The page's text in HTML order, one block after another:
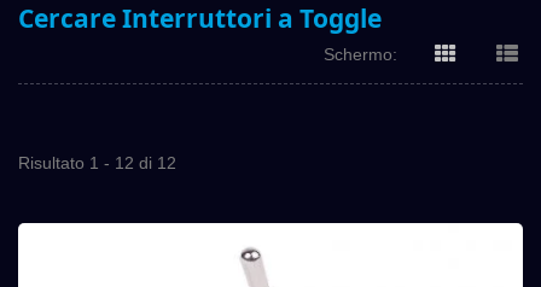
Cercare Interruttori a Toggle
Schermo:
Risultato 1 - 12 di 12